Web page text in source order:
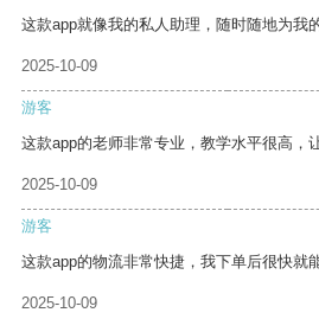
这款app就像我的私人助理，随时随地为我
2025-10-09
游客
这款app的老师非常专业，教学水平很高，
2025-10-09
游客
这款app的物流非常快捷，我下单后很快就
2025-10-09